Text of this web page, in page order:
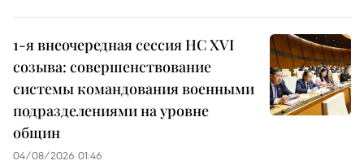
1-я внеочередная сессия НС XVI
созыва: совершенствование
системы командования военными
подразделениями на уровне
общин
04/08/2026 01:46